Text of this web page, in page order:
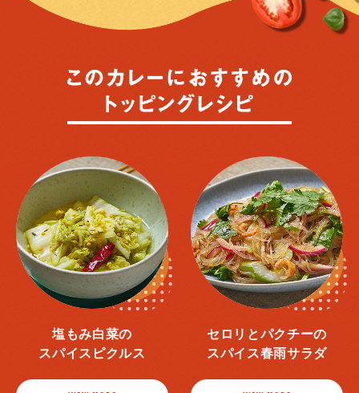
塩もみ白菜の
スパイスピクルス
セロリとパクチーの
スパイス春雨サラダ